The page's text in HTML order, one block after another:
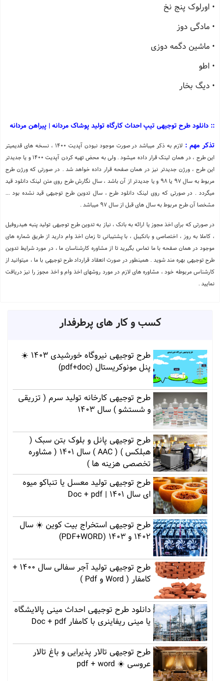
• اورلوک پنج نخ
• مادگی دوز
• ماشین دگمه دوزی
• اطو
• دیگ بخار
:: دانلود طرح توجیهی تیپ احداث کارگاه تولید پوشاک مردانه | پیراهن مردانه
تذکر مهم :
لازم به ذکر میباشد در صورت موجود نبودن آپدیت 1400 ، نسخه های قدیمیتر
این طرح ، در همان لینک قرار داده میشود . ولی به محض تهیه کردن آپدیت 1400 و یا جدیدتر
این طرح ، ورژن جدیدتر نیز در همان صفحه قرار داده خواهد شد . در صورتی که ورژن طرح
مربوط به سال 97 یا 98 و یا جدیدتر از آن باشد ، سال نگارش طرح روی متن لینک دانلود قید
میگردد . در صورتی که روی لینک دانلود طرح ، سال تدوین طرح توجیهی قید نشده بود ...
مشخصا آن طرح مربوط به سال های قبل از سال 97 میباشد .
در صورتی که برای اخذ مجوز یا ارائه به بانک ، نیاز به تدوین طرح توجیهی تولید پنبه هیدروفیل
، کاملا به روز ، اختصاصی و بانکیبل ، با پشتیبانی تا زمان اخذ وام دارید از طریق شماره های
موجود در همان صفحه با ما تماس بگیرید تا از مشاوره کارشناسان ما ، در مورد شرایط تدوین
طرح توجیهی بهره مند شوید . همینطور در صورت انعقاد قرارداد طرح توجیهی با ما ، میتوانید از
کارشناس مربوطه خود ، مشاوره های لازم در مورد روشهای اخذ وام و اخذ مجوز را نیز دریافت
نمایید .
کسب و کار های پرطرفدار
طرح توجیهی نیروگاه خورشیدی 1403 ☀️
پنل مونوکریستال (pdf+doc)
طرح توجیهی کارخانه تولید سرم ( تزریقی
و شستشو ) سال 1403
طرح توجیهی پانل و بلوک بتن سبک (
هبلکس ) ( AAC ) سال 1401 ( مشاوره
تخصصی هزینه ها )
طرح توجیهی تولید معسل یا تنباکو میوه
ای سال 1401 | Doc + pdf
طرح توجیهی استخراج بیت کوین ☀️ سال
1402 و 1403 (PDF+WORD)
طرح توجیهی تولید آجر سفالی سال 1400 +
کامفار ( Word و Pdf )
دانلود طرح توجیهی احداث مینی پالایشگاه
یا مینی ریفاینری با کامفار Doc + pdf
طرح توجیهی تالار پذیرایی و باغ تالار
عروسی ☀️ pdf + word